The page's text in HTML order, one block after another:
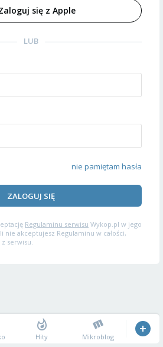
się z Apple
LUB
nie pamiętam hasła
ZALOGUJ SIĘ
Regulaminu serwisu Wykop.pl w jego
nie akceptujesz Regulaminu w całości,
serwisu.
Hity Mikroblog